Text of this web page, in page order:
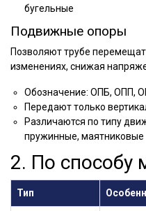
бугельные
Подвижные опоры
Позволяют трубе
изменениях, снижая
Обозначение: ОПБ, ОПП,
Передают только
Различаются по типу
пружинные, маятниковые
2. По способу
Тип